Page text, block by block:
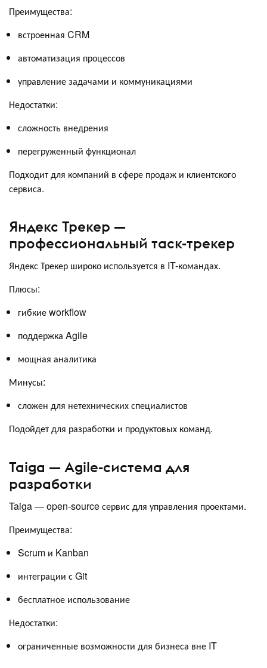
Преимущества:
встроенная CRM
автоматизация процессов
управление задачами и коммуникациями
Недостатки:
сложность внедрения
перегруженный функционал
Подходит для компаний в сфере продаж и клиентского
сервиса.
Яндекс Трекер —
профессиональный таск-трекер
Яндекс Трекер широко используется в IT-командах.
Плюсы:
гибкие workflow
поддержка Agile
мощная аналитика
Минусы:
сложен для нетехнических специалистов
Подойдет для разработки и продуктовых команд.
Taiga — Agile-система для
разработки
Taiga — open-source сервис для управления проектами.
Преимущества:
Scrum и Kanban
интеграции с Git
бесплатное использование
Недостатки:
ограниченные возможности для бизнеса вне IT